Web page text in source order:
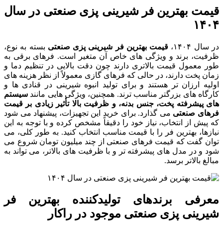
قیمت بهترین فر شیرینی پزی صنعتی در سال
۱۴۰۴
در سال ۱۴۰۴، قیمت بهترین فر شیرینی پزی صنعتی بسته به نوع،
ظرفیت، برند و ویژگی های خاص آن متغیر است. فرهای برقی به
طور معمول قیمت بالاتری دارند چون دقت بالایی در تنظیم دما و
زمان پخت دارند، در حالی که فرهای گازی معمولاً از نظر هزینه های
اولیه ارزان تر هستند و برای تولید انبوه شیرینی در قنادی ها و
کارگاه های بزرگتر مناسب ترند. همچنین، ویژگی هایی مانند سیستم
های پیشرفته پخت، جنس بدنه، و ظرفیت بالا تأثیر زیادی بر قیمت
فرهای صنعتی می گذارد. برای خرید این تجهیزات، پیشنهاد می شود
که پیش از انتخاب، نیاز خود را دقیقاً مشخص کرده و با توجه به این
نیازها، بهترین فر را با قیمت مناسب انتخاب کنید. به طور کلی، می
توان گفت که قیمت فرهای صنعتی از چند میلیون تومان شروع می
شود و در مدل های پیشرفته تر و با ظرفیت های بالاتر، می تواند به
مبالغ بالاتر برسد.
معرفی برندهای تولیدکننده بهترین فر
شیرینی پزی صنعتی موجود در راکار